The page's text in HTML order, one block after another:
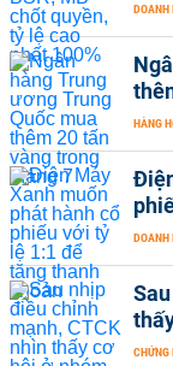
DOANH
HÀNG
DOANH
CHỨNG